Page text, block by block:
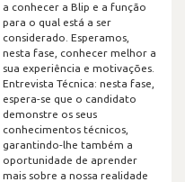
a conhecer a Blip e a função
para o qual está a ser
considerado. Esperamos,
nesta fase, conhecer melhor a
sua experiência e motivações.
Entrevista Técnica: nesta fase,
espera-se que o candidato
demonstre os seus
conhecimentos técnicos,
garantindo-lhe também a
oportunidade de aprender
mais sobre a nossa realidade